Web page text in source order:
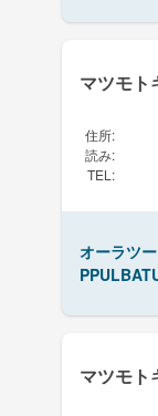
マツモト
住所:
読み:
TEL :
オーラツ
マツモト